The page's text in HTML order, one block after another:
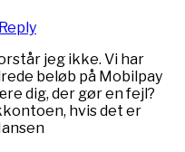
Reply
jeg ikke. Vi har
beløb på Mobilpay
dig, der gør en fejl?
hvis det er